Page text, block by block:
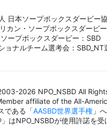
日本ソープボックスダービー
カン・ソープボックスダービ
ソープボックスダービー：SBD
ョナルチーム選考会：SBD_NT
2026 NPO_NSBD All
affiliate of the All-
である「AASBD世界選手権」
はNPO_NSBDが使用許諾を受